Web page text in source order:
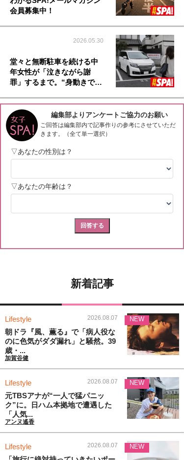
会員募集中！
2026.05.30
堂々と無断駐車を続ける中
年女性が「泣きながら謝
罪」するまで。“身動きで…
新着記事
Lifestyle 2026.08.07
朝ドラ『風、薫る』で「病人役な
のに色気がダダ漏れ」と騒然。39
歳・...
加賀谷健
NEW
Lifestyle 2026.08.07
元TBSアナが“一人で猛パニッ
ク”に。日ハム本拠地で遭遇した
「人気...
アンヌ遙香
NEW
Lifestyle 2026.08.07 NEW